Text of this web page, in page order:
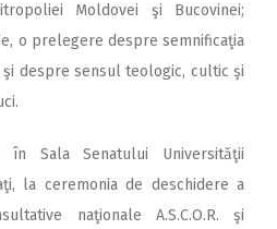
Moldovei şi Bucovinei;
o prelegere despre semnificaţia
despre sensul teologic, cultic şi
Sala Senatului Universităţii
la ceremonia de deschidere a
naţionale A.S.C.O.R. şi